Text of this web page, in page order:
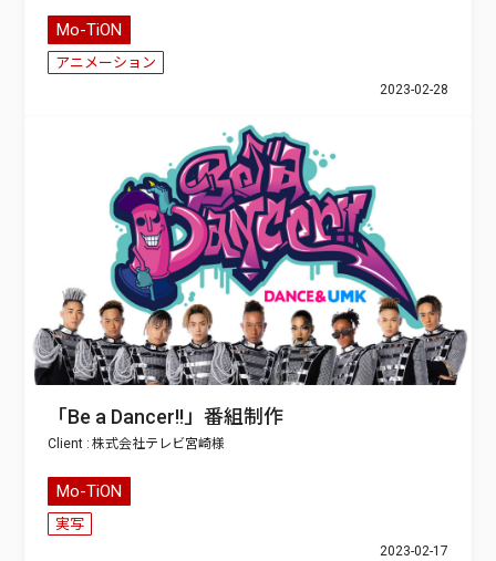
Mo-TiON
アニメーション
2023-02-28
「Be a Dancer!!」番組制作
株式会社テレビ宮崎
Mo-TiON
実写
2023-02-17